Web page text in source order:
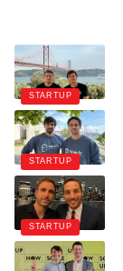
STARTUP
STARTUP
STARTUP